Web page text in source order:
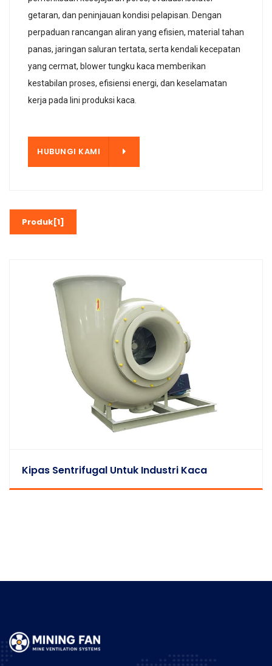
getaran, dan peninjauan kondisi pelapisan. Dengan
perpaduan rancangan aliran yang efisien, material tahan
panas, jaringan saluran tertata, serta kendali kecepatan
yang cermat, blower tungku kaca memberikan
kestabilan proses, efisiensi energi, dan keselamatan
kerja pada lini produksi kaca.
HUBUNGI KAMI
Produk[1]
Kipas Sentrifugal Untuk Industri Kaca